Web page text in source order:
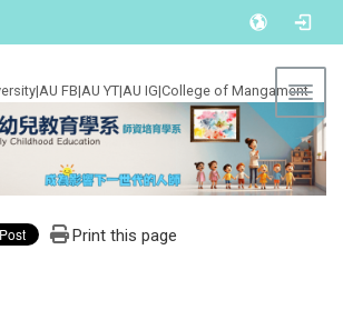
|AU FB|AU YT|AU IG|College of Mangament
Print this page